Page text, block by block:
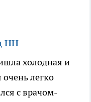
НН
холодная и
легко
с врачом-